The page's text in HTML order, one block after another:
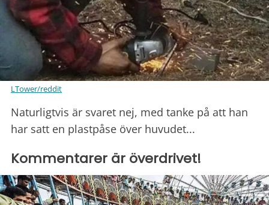
LTower/reddit
Naturligtvis är svaret nej, med tanke på att han
har satt en plastpåse över huvudet...
Kommentarer är överdrivet!